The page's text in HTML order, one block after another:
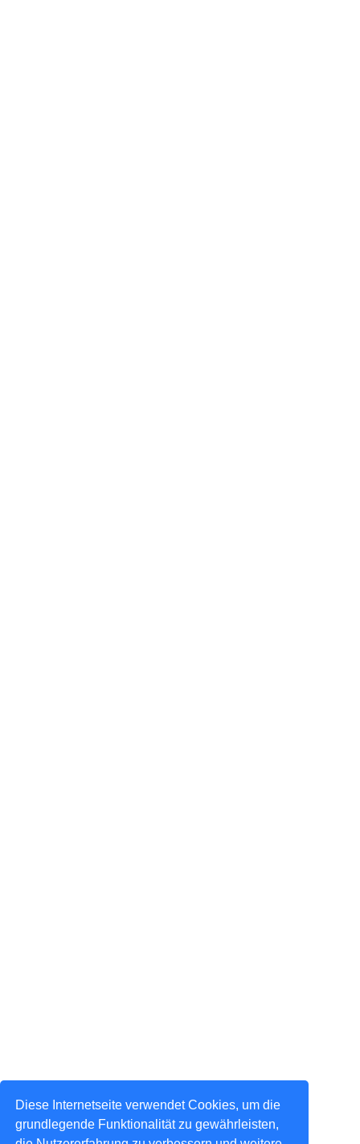
Diese Internetseite verwendet Cookies, um die
grundlegende Funktionalität zu gewährleisten,